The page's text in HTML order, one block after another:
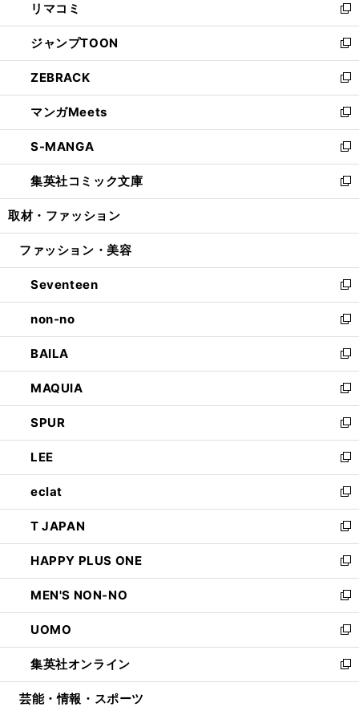
で
開
く
ド
ウ
で
開
く
ィ
ン
ド
ウ
で
開
く
い
ウ
ィ
ン
ド
ウ
で
開
く
リマコミ
新
し
い
ウ
ィ
ン
ド
ウ
で
開
く
ジャンプTOON
新
し
い
ウ
ィ
ン
ド
ウ
で
開
ZEBRACK
新
し
い
ウ
ィ
ン
ド
ウ
開
マンガMeets
新
し
い
ウ
ィ
ン
ウ
開
く
S-MANGA
新
し
い
ウ
ン
ウ
で
開
く
集英社コミック文庫
新
し
ウ
ン
ド
ウ
で
開
く
取材・ファッション
ファッション・美容
Seventeen
新
し
い
ウ
ィ
ン
ド
ウ
で
開
く
non-no
新
し
い
ウ
ィ
ン
ド
ウ
で
開
く
BAILA
新
し
い
ウ
ィ
ン
ド
ウ
で
開
く
MAQUIA
新
し
い
ウ
ィ
ン
ド
ウ
で
開
く
SPUR
新
し
い
ウ
ィ
ン
ド
ウ
で
開
く
LEE
新
し
い
ウ
ィ
ン
ド
ウ
で
開
く
eclat
新
し
い
ウ
ィ
ン
ド
ウ
で
開
く
T JAPAN
新
し
い
ウ
ィ
ン
ド
ウ
で
開
HAPPY PLUS ONE
新
し
い
ウ
ィ
ン
ド
ウ
MEN'S NON-NO
新
し
い
ウ
ィ
ン
UOMO
新
し
い
ウ
集英社オンライン
新
し
芸能・情報・スポーツ